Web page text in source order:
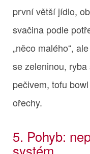
první větší jídlo,
svačina podle
„něco malého“,
se zeleninou,
pečivem, tofu
ořechy.
5. Pohyb:
systém